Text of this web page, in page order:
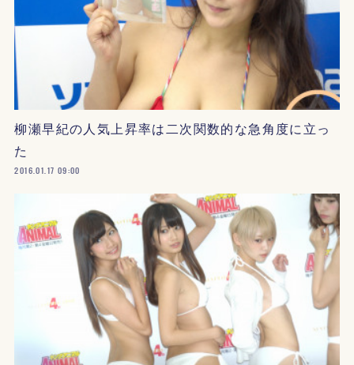
柳瀬早紀の人気上昇率は二次関数的な急角度に立っ
た
2016.01.17 09:00